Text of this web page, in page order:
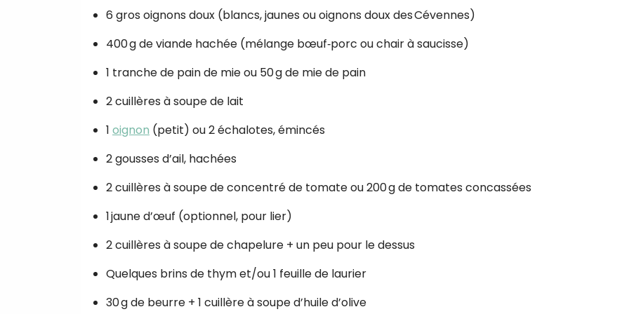
6 gros oignons doux (blancs, jaunes ou oignons doux des Cévennes)
400 g de viande hachée (mélange bœuf‑porc ou chair à saucisse)
1 tranche de pain de mie ou 50 g de mie de pain
2 cuillères à soupe de lait
1 oignon (petit) ou 2 échalotes, émincés
2 gousses d’ail, hachées
2 cuillères à soupe de concentré de tomate ou 200 g de tomates concassées
1 jaune d’œuf (optionnel, pour lier)
2 cuillères à soupe de chapelure + un peu pour le dessus
Quelques brins de thym et/ou 1 feuille de laurier
30 g de beurre + 1 cuillère à soupe d’huile d’olive